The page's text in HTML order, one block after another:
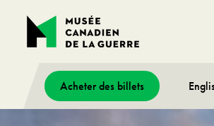
Acheter des billets